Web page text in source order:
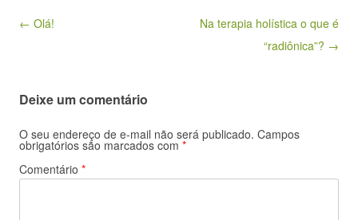
Post navigation
← Olá!
Na terapia holística o que é
“radiônica”? →
Deixe um comentário
O seu endereço de e-mail não será publicado. Campos
obrigatórios são marcados com *
Comentário *